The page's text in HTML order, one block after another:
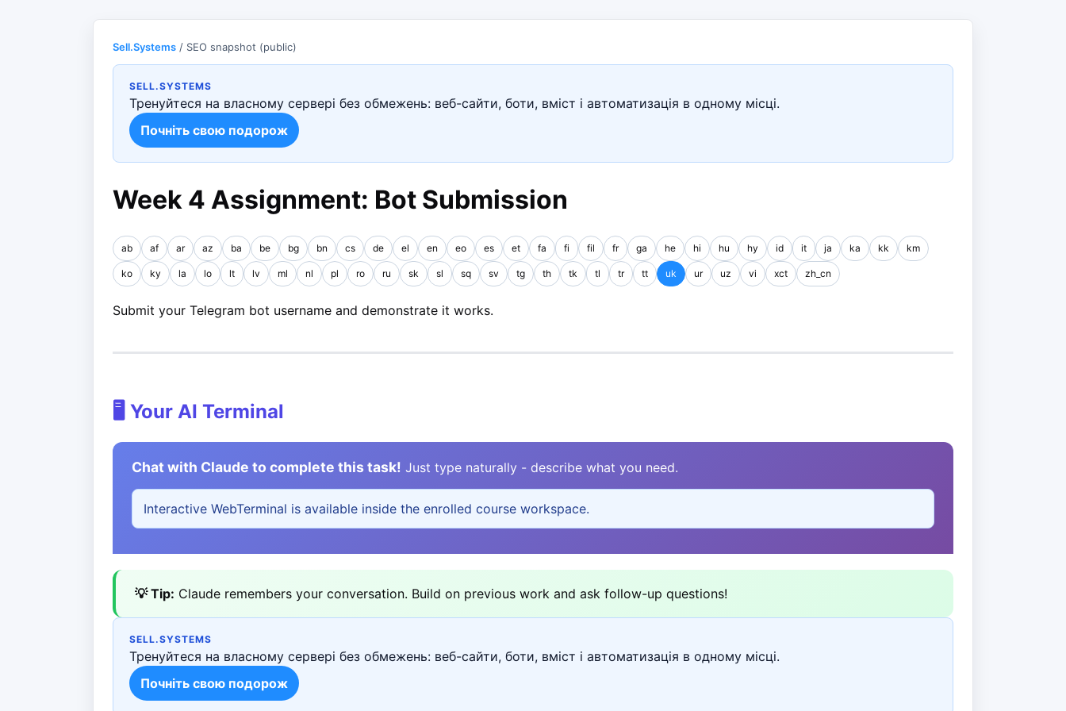
Sell.Systems / SEO snapshot (public)
SELL.SYSTEMS
Тренуйтеся на власному сервері без обмежень: веб-сайти, боти, вміст і автоматизація в одному місці.
Почніть свою подорож
Week 4 Assignment: Bot Submission
ab af ar az ba be bg bn cs de el en eo es et fa fi fil fr ga he hi hu hy id it ja ka kk km
ko ky la lo lt lv ml nl pl ro ru sk sl sq sv tg th tk tl tr tt uk ur uz vi xct zh_cn
Submit your Telegram bot username and demonstrate it works.
🖥️ Your AI Terminal
Chat with Claude to complete this task! Just type naturally - describe what you need.
Interactive WebTerminal is available inside the enrolled course workspace.
💡 Tip: Claude remembers your conversation. Build on previous work and ask follow-up questions!
SELL.SYSTEMS
Тренуйтеся на власному сервері без обмежень: веб-сайти, боти, вміст і автоматизація в одному місці.
Почніть свою подорож